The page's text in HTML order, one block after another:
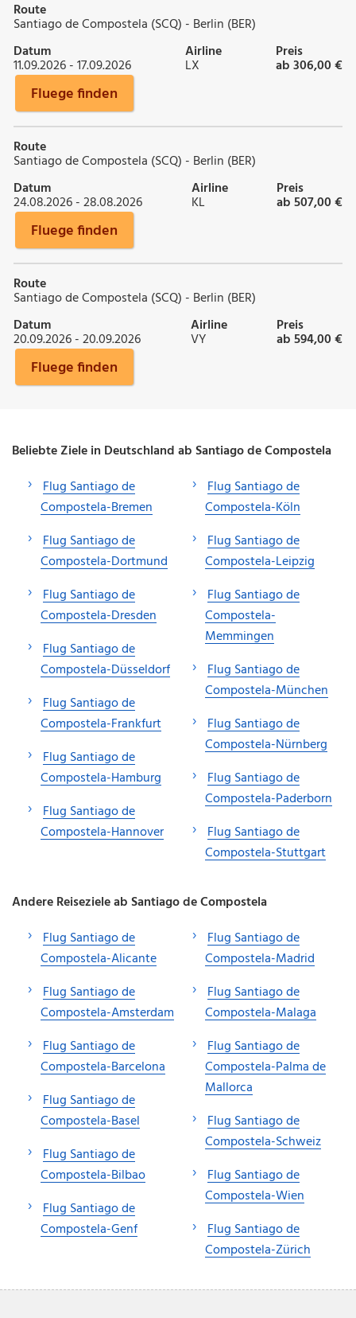
Route
Santiago de Compostela (SCQ) - Berlin (BER)
Datum
11.09.2026 - 17.09.2026
Airline
LX
Preis
ab 306,00 €
Fluege finden
Route
Santiago de Compostela (SCQ) - Berlin (BER)
Datum
24.08.2026 - 28.08.2026
Airline
KL
Preis
ab 507,00 €
Fluege finden
Route
Santiago de Compostela (SCQ) - Berlin (BER)
Datum
20.09.2026 - 20.09.2026
Airline
VY
Preis
ab 594,00 €
Fluege finden
Beliebte Ziele in Deutschland ab Santiago de Compostela
Flug Santiago de
Compostela-Bremen
Flug Santiago de
Compostela-Dortmund
Flug Santiago de
Compostela-Dresden
Flug Santiago de
Compostela-Düsseldorf
Flug Santiago de
Compostela-Frankfurt
Flug Santiago de
Compostela-Hamburg
Flug Santiago de
Compostela-Hannover
Flug Santiago de
Compostela-Köln
Flug Santiago de
Compostela-Leipzig
Flug Santiago de
Compostela-
Memmingen
Flug Santiago de
Compostela-München
Flug Santiago de
Compostela-Nürnberg
Flug Santiago de
Compostela-Paderborn
Flug Santiago de
Compostela-Stuttgart
Andere Reiseziele ab Santiago de Compostela
Flug Santiago de
Compostela-Alicante
Flug Santiago de
Compostela-Amsterdam
Flug Santiago de
Compostela-Barcelona
Flug Santiago de
Compostela-Basel
Flug Santiago de
Compostela-Bilbao
Flug Santiago de
Compostela-Genf
Flug Santiago de
Compostela-Madrid
Flug Santiago de
Compostela-Malaga
Flug Santiago de
Compostela-Palma de
Mallorca
Flug Santiago de
Compostela-Schweiz
Flug Santiago de
Compostela-Wien
Flug Santiago de
Compostela-Zürich